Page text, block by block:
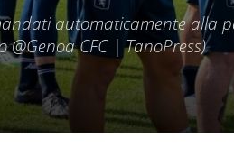
automaticamente alla
CFC | TanoPress)